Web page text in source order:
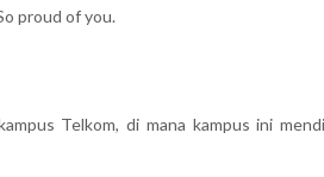
proud of you.
Telkom, di mana kampus ini